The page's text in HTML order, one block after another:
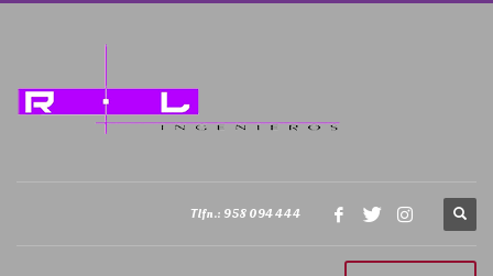
Tlfn.: 958 094 444